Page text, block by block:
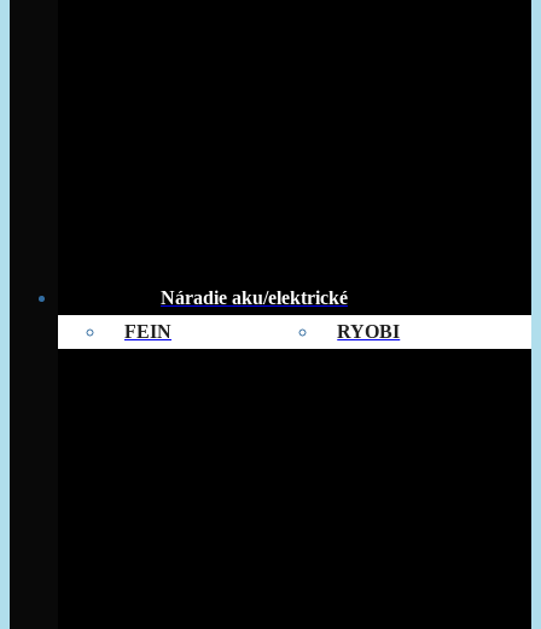
Náradie aku/elektrické
FEIN
RYOBI